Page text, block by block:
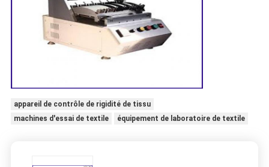
appareil de contrôle de rigidité de tissu
machines d'essai de textile
équipement de laboratoire de textile